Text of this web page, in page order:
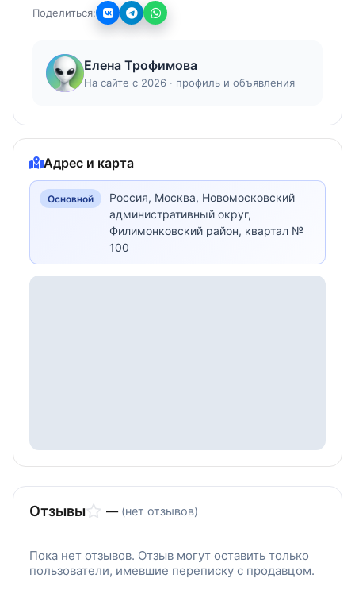
❤️
Поделиться:
Елена Трофимова
На сайте с 2026 · профиль и объявления
Адрес и карта
Основной
Россия, Москва, Новомосковский
административный округ,
Филимонковский район, квартал №
100
Отзывы — (нет отзывов)
Пока нет отзывов. Отзыв могут оставить только
пользователи, имевшие переписку с продавцом.